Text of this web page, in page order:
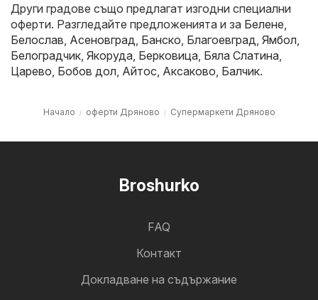
Други градове също предлагат изгодни специални
оферти. Разгледайте предложенията и за Белене
Белослав Асеновград Банско Благоевград Ямбол
Белоградчик Якоруда Берковица Бяла Слатина
Царево Бобов дол Айтос Аксаково Балчик.
Начало оферти Дряново Супермаркети Дряново
Broshurko
FAQ
Контакт
Докладване на съдържание